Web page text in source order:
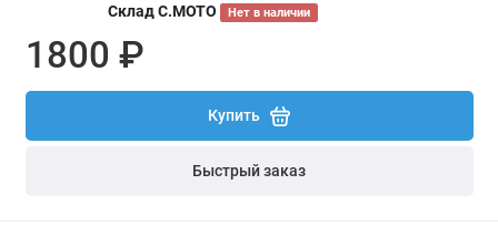
Склад С.МОТО Нет в наличии
1800 ₽
Купить
Быстрый заказ